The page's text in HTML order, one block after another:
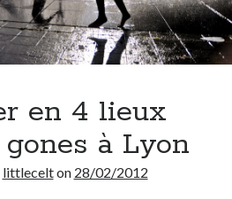
en 4 lieux
à Lyon
littlecelton 28/02/2012